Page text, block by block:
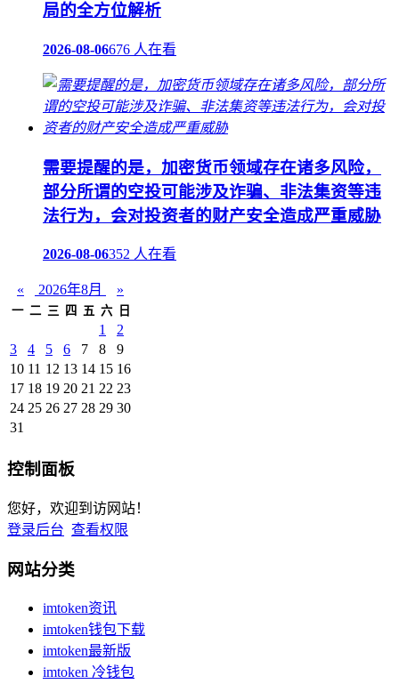
局的全方位解析
2026-08-06676 人在看
需要提醒的是，加密货币领域存在诸多风险，
部分所谓的空投可能涉及诈骗、非法集资等违
法行为，会对投资者的财产安全造成严重威胁
2026-08-06352 人在看
« 2026年8月 »
一 二 三 四 五 六 日
1
2
3
4 5 6 7 8
9
10 11 12 13 14 15 16
17 18 19 20 21 22 23
24 25 26 27 28 29 30
31
控制面板
您好，欢迎到访网站！
登录后台 查看权限
网站分类
imtoken资讯
imtoken钱包下载
imtoken最新版
imtoken 冷钱包